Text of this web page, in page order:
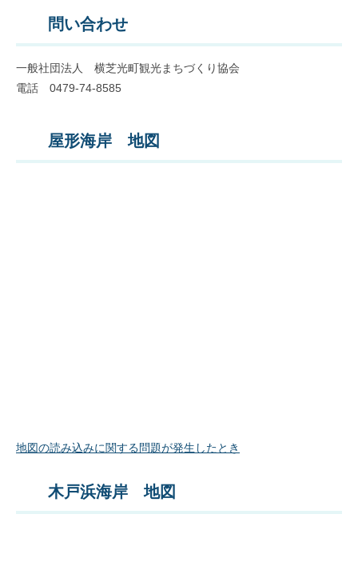
問い合わせ
一般社団法人 横芝光町観光まちづくり協会
電話 0479-74-8585
屋形海岸 地図
地図の読み込みに関する問題が発生したとき
木戸浜海岸 地図